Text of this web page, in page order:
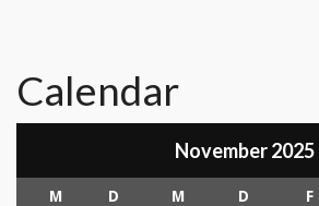
Calendar
November 2025
M D M D F